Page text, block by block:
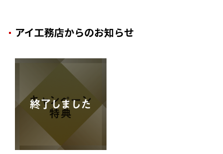
アイ工務店からのお知らせ